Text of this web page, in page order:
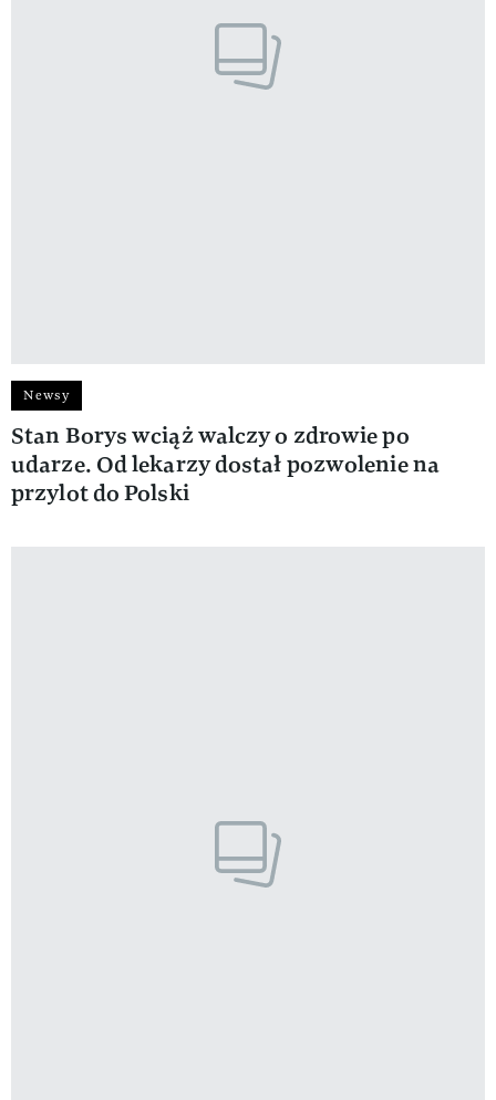
Newsy
Stan Borys wciąż walczy o zdrowie po
udarze. Od lekarzy dostał pozwolenie na
przylot do Polski